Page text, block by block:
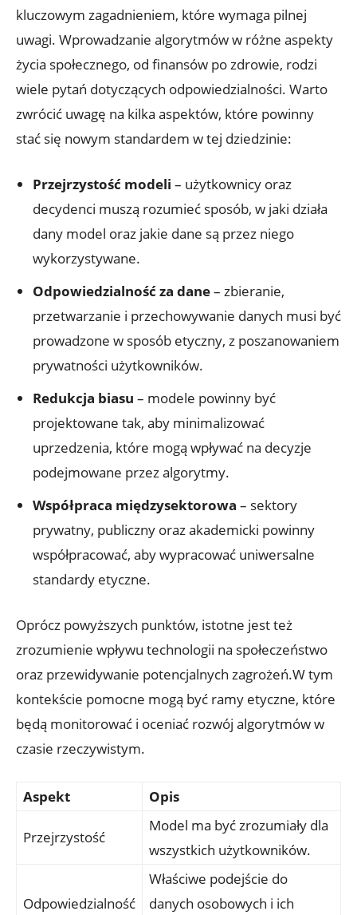
kluczowym zagadnieniem, które wymaga pilnej
uwagi. Wprowadzanie algorytmów w różne aspekty
życia społecznego, od finansów po zdrowie, rodzi
wiele pytań dotyczących odpowiedzialności. Warto
zwrócić uwagę na kilka aspektów, które powinny
stać się nowym standardem w tej dziedzinie:
Przejrzystość modeli – użytkownicy oraz
decydenci muszą rozumieć sposób, w jaki działa
dany model oraz jakie dane są przez niego
wykorzystywane.
Odpowiedzialność za dane– zbieranie,
przetwarzanie i przechowywanie danych musi być
prowadzone w sposób etyczny, z poszanowaniem
prywatności użytkowników.
Redukcja biasu – modele powinny być
projektowane tak, aby minimalizować
uprzedzenia, które mogą wpływać na decyzje
podejmowane przez algorytmy.
Współpraca międzysektorowa – sektory
prywatny, publiczny oraz akademicki powinny
współpracować, aby wypracować uniwersalne
standardy etyczne.
Oprócz powyższych punktów, istotne jest też
zrozumienie wpływu technologii na społeczeństwo
oraz przewidywanie potencjalnych zagrożeń.W tym
kontekście pomocne mogą być ramy etyczne, które
będą monitorować i oceniać rozwój algorytmów w
czasie rzeczywistym.
Aspekt Opis
Przejrzystość
Model ma być zrozumiały dla
wszystkich użytkowników.
Odpowiedzialność
Właściwe podejście do
danych osobowych i ich